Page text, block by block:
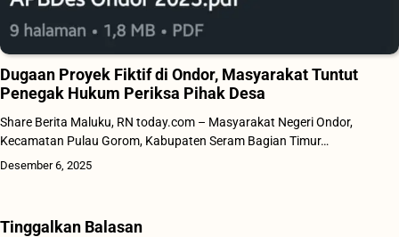
Dugaan Proyek Fiktif di Ondor, Masyarakat Tuntut
Penegak Hukum Periksa Pihak Desa
Share Berita Maluku, RN today.com – Masyarakat Negeri Ondor,
Kecamatan Pulau Gorom, Kabupaten Seram Bagian Timur…
Desember 6, 2025
Tinggalkan Balasan